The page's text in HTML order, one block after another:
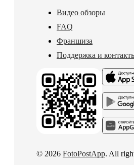
Видео обзоры
FAQ
Франшиза
Поддержка и
© 2026 FotoPostApp. All